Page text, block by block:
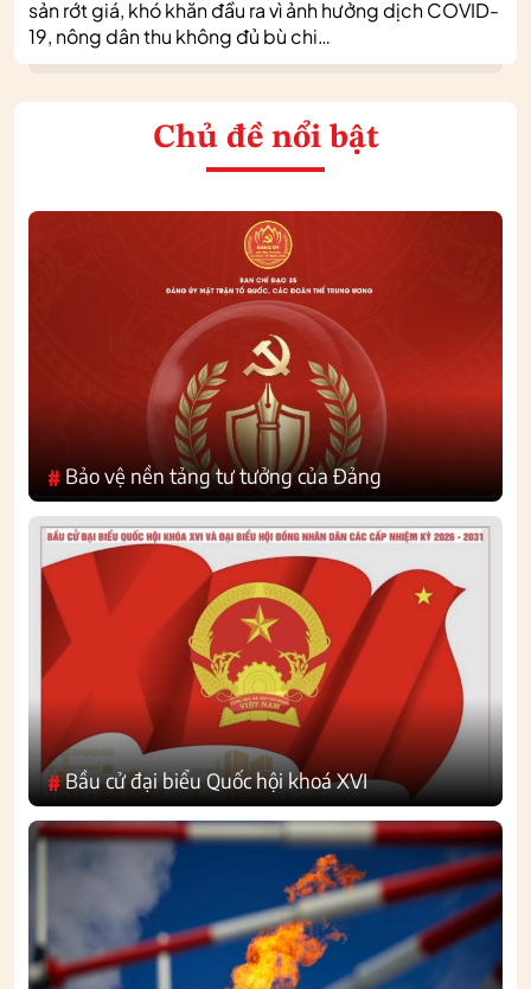
sản rớt giá, khó khăn đầu ra vì ảnh hưởng dịch COVID-
19, nông dân thu không đủ bù chi…
Chủ đề nổi bật
# Bảo vệ nền tảng tư tưởng của Đảng
#Bầu cử đại biểu Quốc hội khoá XVI